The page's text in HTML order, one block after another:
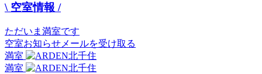
\ 空室情報 /
ただいま満室です
空室お知らせメールを受け取る
満室
満室